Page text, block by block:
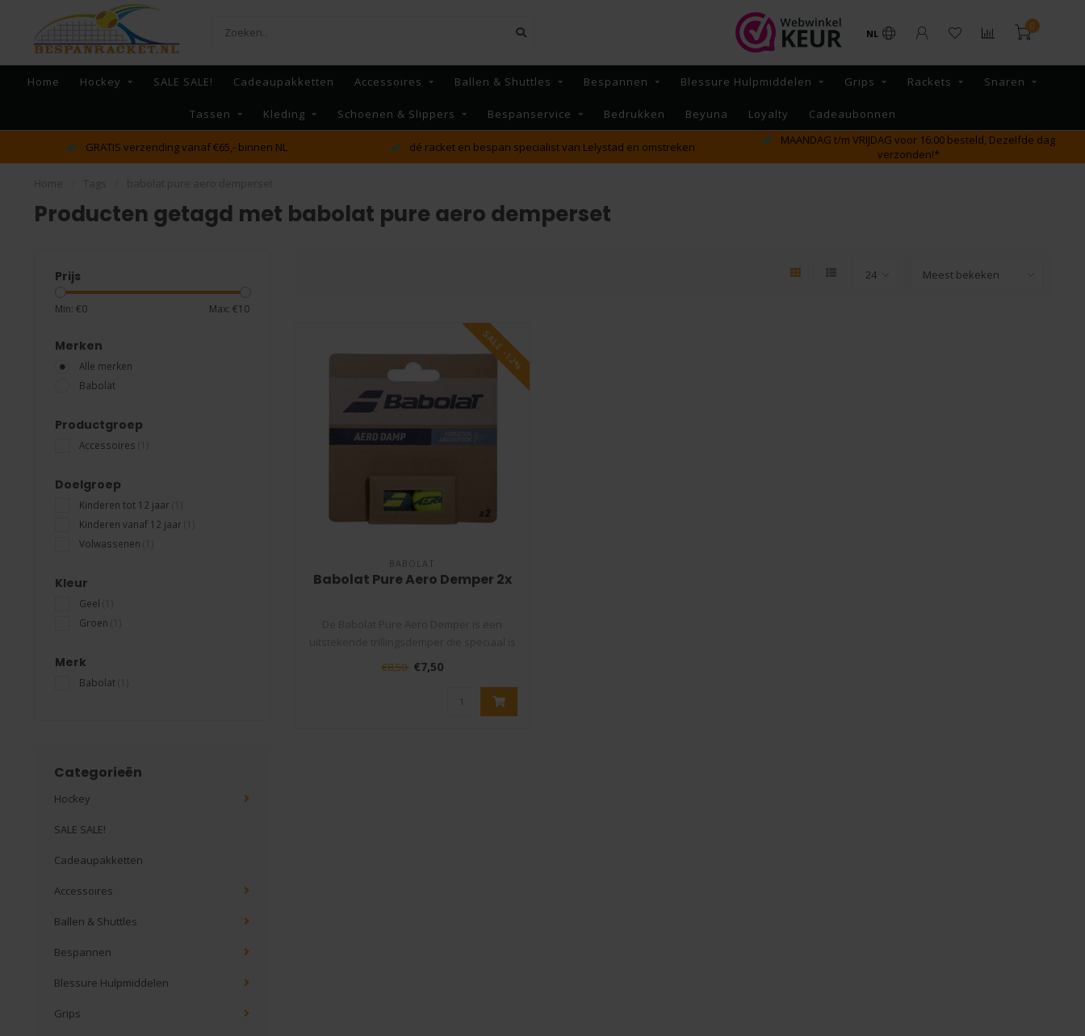
NL
0
Home Hockey SALE SALE! Cadeaupakketten Accessoires Ballen & Shuttles Bespannen Blessure Hulpmiddelen Grips Rackets Snaren
Tassen Kleding Schoenen & Slippers Bespanservice Bedrukken Beyuna Loyalty Cadeaubonnen
GRATIS verzending vanaf €65,- binnen NL dé racket en bespan specialist van Lelystad en omstreken
MAANDAG t/m VRIJDAG voor 16:00 besteld, Dezelfde dag
verzonden!*
Producten getagd met babolat pure aero demperset
Prijs
Min: €0 Max: €10
Merken
Alle merken
Babolat
Productgroep
Accessoires
Doelgroep
Kinderen tot 12 jaar
Kinderen vanaf 12 jaar
Volwassenen
Kleur
Geel
Groen
Merk
Babolat
Categorieën
Hockey
SALE SALE!
Cadeaupakketten
Accessoires
Ballen & Shuttles
Bespannen
Blessure Hulpmiddelen
Grips
SALE -12%
BABOLAT
Babolat Pure Aero Demper 2x
o..
€8,50 €7,50